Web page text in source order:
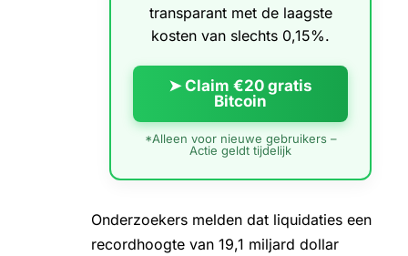
transparant met de laagste
kosten van slechts 0,15%.
➤ Claim €20 gratis
Bitcoin
*Alleen voor nieuwe gebruikers –
Actie geldt tijdelijk
Onderzoekers melden dat liquidaties een
recordhoogte van 19,1 miljard dollar